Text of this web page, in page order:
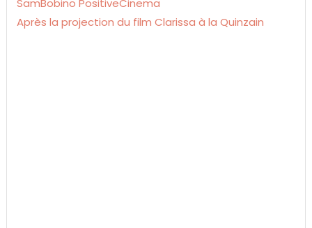
Après la projection du film Clarissa à la Quinzain